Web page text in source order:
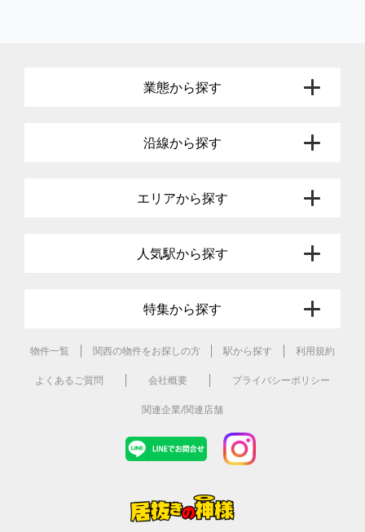
業態から探す
沿線から探す
エリアから探す
人気駅から探す
特集から探す
物件一覧 関西の物件をお探しの方 駅から探す 利用規約
よくあるご質問 会社概要 プライバシーポリシー
関連企業/関連店舗